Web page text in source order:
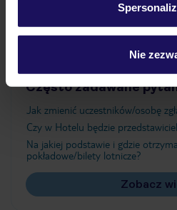
Nie
Ważne informacje
Często zadawane
Jak zmienić uczestników/osobę
Czy w Hotelu będzie
Na jakiej podstawie i gdzie
pokładowe/bilety lotnicze?
Zobacz